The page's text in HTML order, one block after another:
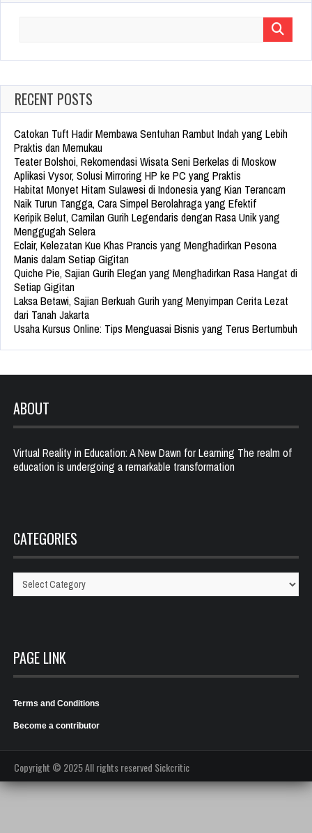
RECENT POSTS
Catokan Tuft Hadir Membawa Sentuhan Rambut Indah yang Lebih
Praktis dan Memukau
Teater Bolshoi, Rekomendasi Wisata Seni Berkelas di Moskow
Aplikasi Vysor, Solusi Mirroring HP ke PC yang Praktis
Habitat Monyet Hitam Sulawesi di Indonesia yang Kian Terancam
Naik Turun Tangga, Cara Simpel Berolahraga yang Efektif
Keripik Belut, Camilan Gurih Legendaris dengan Rasa Unik yang
Menggugah Selera
Eclair, Kelezatan Kue Khas Prancis yang Menghadirkan Pesona
Manis dalam Setiap Gigitan
Quiche Pie, Sajian Gurih Elegan yang Menghadirkan Rasa Hangat di
Setiap Gigitan
Laksa Betawi, Sajian Berkuah Gurih yang Menyimpan Cerita Lezat
dari Tanah Jakarta
Usaha Kursus Online: Tips Menguasai Bisnis yang Terus Bertumbuh
ABOUT
Virtual Reality in Education: A New Dawn for Learning The realm of
education is undergoing a remarkable transformation
CATEGORIES
Categories
PAGE LINK
Terms and Conditions
Become a contributor
Copyright © 2025 All rights reserved Sickcritic